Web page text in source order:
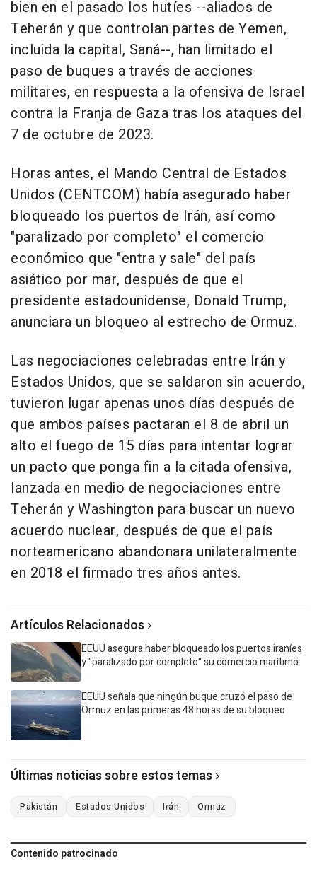
bien en el pasado los hutíes --aliados de
Teherán y que controlan partes de Yemen,
incluida la capital, Saná--, han limitado el
paso de buques a través de acciones
militares, en respuesta a la ofensiva de Israel
contra la Franja de Gaza tras los ataques del
7 de octubre de 2023.
Horas antes, el Mando Central de Estados
Unidos (CENTCOM) había asegurado haber
bloqueado los puertos de Irán, así como
"paralizado por completo" el comercio
económico que "entra y sale" del país
asiático por mar, después de que el
presidente estadounidense, Donald Trump,
anunciara un bloqueo al estrecho de Ormuz.
Las negociaciones celebradas entre Irán y
Estados Unidos, que se saldaron sin acuerdo,
tuvieron lugar apenas unos días después de
que ambos países pactaran el 8 de abril un
alto el fuego de 15 días para intentar lograr
un pacto que ponga fin a la citada ofensiva,
lanzada en medio de negociaciones entre
Teherán y Washington para buscar un nuevo
acuerdo nuclear, después de que el país
norteamericano abandonara unilateralmente
en 2018 el firmado tres años antes.
Artículos Relacionados
EEUU asegura haber bloqueado los puertos iraníes
y "paralizado por completo" su comercio marítimo
EEUU señala que ningún buque cruzó el paso de
Ormuz en las primeras 48 horas de su bloqueo
Últimas noticias sobre estos temas
Pakistán Estados Unidos Irán Ormuz
Contenido patrocinado